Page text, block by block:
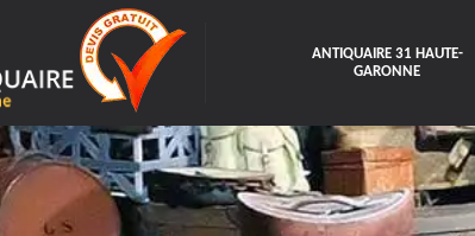
ANTIQUAIRE 31 HAUTE-
GARONNE